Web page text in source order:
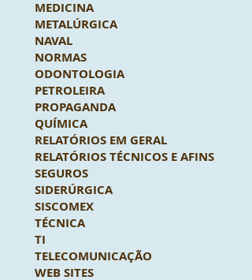
MEDICINA
METALÚRGICA
NAVAL
NORMAS
ODONTOLOGIA
PETROLEIRA
PROPAGANDA
QUÍMICA
RELATÓRIOS EM GERAL
RELATÓRIOS TÉCNICOS E AFINS
SEGUROS
SIDERÚRGICA
SISCOMEX
TÉCNICA
TI
TELECOMUNICAÇÃO
WEB SITES